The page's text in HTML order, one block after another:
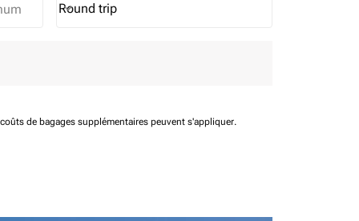
Journey Types option Round trip Selected
Round trip
keyboard_arrow_down
de bagages supplémentaires peuvent s'appliquer.